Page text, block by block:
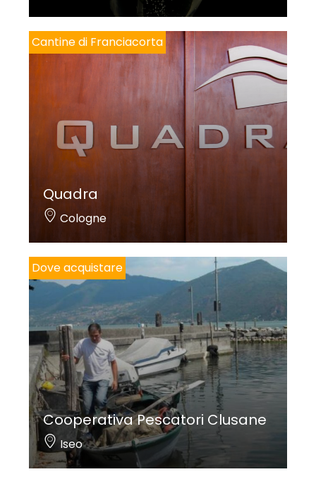
Cantine di Franciacorta
Quadra
Cologne
Dove acquistare
Cooperativa Pescatori Clusane
Iseo